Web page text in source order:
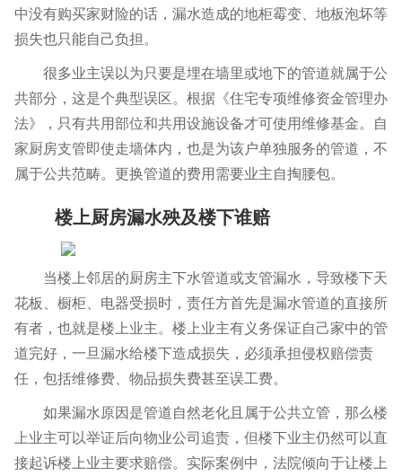
中没有购买家财险的话，漏水造成的地柜霉变、地板泡坏等
损失也只能自己负担。
很多业主误以为只要是埋在墙里或地下的管道就属于公
共部分，这是个典型误区。根据《住宅专项维修资金管理办
法》，只有共用部位和共用设施设备才可使用维修基金。自
家厨房支管即使走墙体内，也是为该户单独服务的管道，不
属于公共范畴。更换管道的费用需要业主自掏腰包。
楼上厨房漏水殃及楼下谁赔
当楼上邻居的厨房主下水管道或支管漏水，导致楼下天
花板、橱柜、电器受损时，责任方首先是漏水管道的直接所
有者，也就是楼上业主。楼上业主有义务保证自己家中的管
道完好，一旦漏水给楼下造成损失，必须承担侵权赔偿责
任，包括维修费、物品损失费甚至误工费。
如果漏水原因是管道自然老化且属于公共立管，那么楼
上业主可以举证后向物业公司追责，但楼下业主仍然可以直
接起诉楼上业主要求赔偿。实际案例中，法院倾向于让楼上